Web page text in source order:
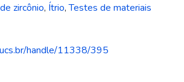
zircônio, Ítrio,Testes de materiais
handle/11338/395